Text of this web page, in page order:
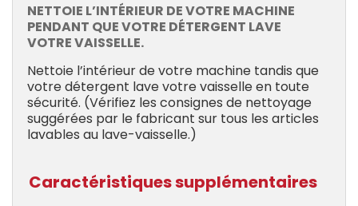
NETTOIE L’INTÉRIEUR DE VOTRE MACHINE
PENDANT QUE VOTRE DÉTERGENT LAVE
VOTRE VAISSELLE.
Nettoie l’intérieur de votre machine tandis que
votre détergent lave votre vaisselle en toute
sécurité. (Vérifiez les consignes de nettoyage
suggérées par le fabricant sur tous les articles
lavables au lave-vaisselle.)
Caractéristiques supplémentaires